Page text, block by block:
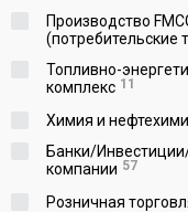
Производство
(потребительские
Топливно-
комплекс 11
Химия и
Банки/
компании 57
Розничная